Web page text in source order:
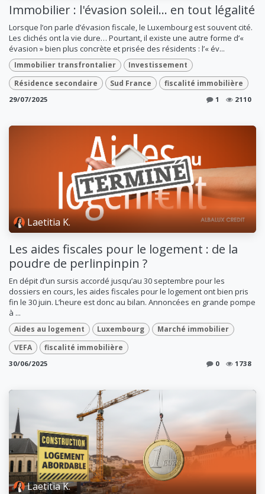
Immobilier : l'évasion soleil... en tout légalité
Lorsque l’on parle d’évasion fiscale, le Luxembourg est souvent cité.
Les clichés ont la vie dure… Pourtant, il existe une autre forme d’«
évasion » bien plus concrète et prisée des résidents : l’« év...
Immobilier transfrontalier
Investissement
Résidence secondaire
Sud France fiscalité immobilière
29/07/2025 1 2110
Laetitia K.
Les aides fiscales pour le logement : de la
poudre de perlinpinpin ?
En dépit d’un sursis accordé jusqu’au 30 septembre pour les
dossiers en cours, les aides fiscales pour le logement ont bien pris
fin le 30 juin. L’heure est donc au bilan. Annoncées en grande pompe
à ...
Aides au logement Luxembourg
Marché immobilier
VEFA
fiscalité immobilière
30/06/2025 0 1738
Laetitia K.